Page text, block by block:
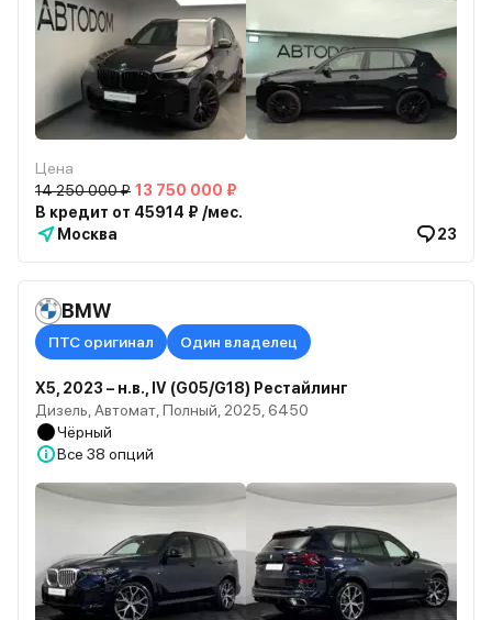
Цена
14 250 000 ₽ 13 750 000 ₽
В кредит от 45914 ₽ /мес.
Москва
23
BMW
ПТС оригинал Один владелец
X5, 2023 – н.в., IV (G05/G18) Рестайлинг
Дизель, Автомат, Полный, 2025, 6450
Чёрный
Все 38 опций